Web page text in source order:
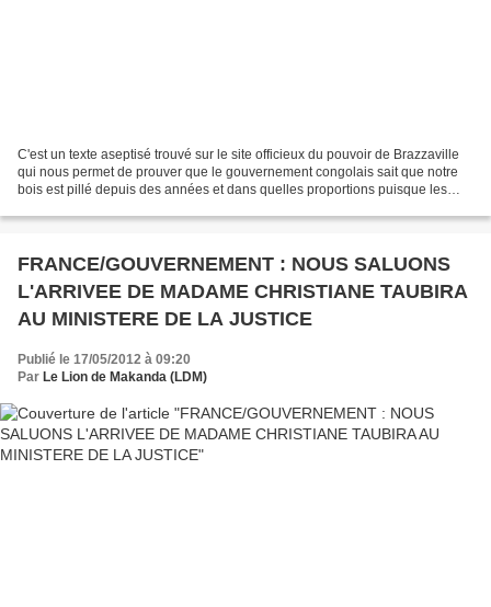
C'est un texte aseptisé trouvé sur le site officieux du pouvoir de Brazzaville
qui nous permet de prouver que le gouvernement congolais sait que notre
bois est pillé depuis des années et dans quelles proportions puisque les
FRANCE/GOUVERNEMENT : NOUS SALUONS
L'ARRIVEE DE MADAME CHRISTIANE TAUBIRA
AU MINISTERE DE LA JUSTICE
Publié le 17/05/2012 à 09:20
Par Le Lion de Makanda (LDM)